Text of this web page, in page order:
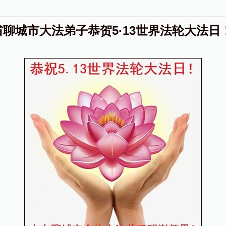
城市大法弟子恭贺5·13世界法轮大法日